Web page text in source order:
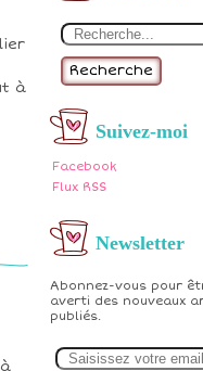
Recherche
Suivez-moi
Facebook
Flux RSS
Newsletter
Abonnez-vous pour
averti des nouveaux
publiés.
m
à